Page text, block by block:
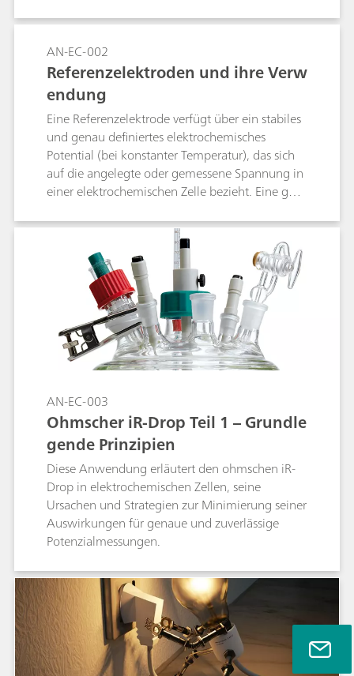
AN-EC-002
Referenzelektroden und ihre Verw
endung
Eine Referenzelektrode verfügt über ein stabiles
und genau definiertes elektrochemisches
Potential (bei konstanter Temperatur), das sich
auf die angelegte oder gemessene Spannung in
einer elektrochemischen Zelle bezieht. Eine gute
polarisierbar. Mit anderen Worten: Die
Spannung einer solchen Elektrode bleibt in der
genutzten Umgebung und auch beim
Durchgang eines kleinen Stroms stabil. In dieser
Application Note sind die gebräuchlichsten
Referenzelektroden zusammen mit ihren
Anwendungsbereichen aufgeführt.
AN-EC-003
Ohmscher iR-Drop Teil 1 – Grundle
gende Prinzipien
Diese Anwendung erläutert den ohmschen iR-
Drop in elektrochemischen Zellen, seine
Ursachen und Strategien zur Minimierung seiner
Auswirkungen für genaue und zuverlässige
Potenzialmessungen.